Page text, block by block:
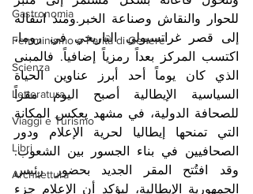
Gastronomia
Femminismo e Parità di Genere
Scienza
Letteratura
Viaggi e Turismo
Libri
Architettura
للحوار والنقاش وصناعة الخبر.ومنذ انتقاله
إلى قصر غراتسيولي التاريخي في روما،
الذي كان يوماً أحد أبرز عناوين الحياة
السياسية الإيطالية أصبح اليوم مقراً
الصحافيين في بناء الجسور بين الشعوب.
وقد افتُتح المقر الجديد بحضور رئيس